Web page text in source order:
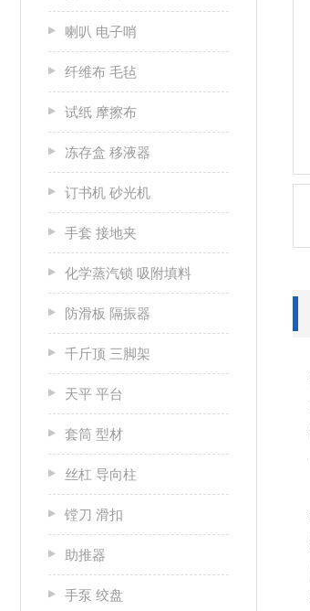
喇叭 电子哨
纤维布 毛毡
试纸 摩擦布
冻存盒 移液器
订书机 砂光机
手套 接地夹
化学蒸汽锁 吸附填料
防滑板 隔振器
千斤顶 三脚架
天平 平台
套筒 型材
丝杠 导向柱
镗刀 滑扣
助推器
手泵 绞盘